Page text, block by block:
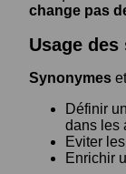
change pas
Usage
Synonymes
Définir
dans les
Eviter
Enrichir